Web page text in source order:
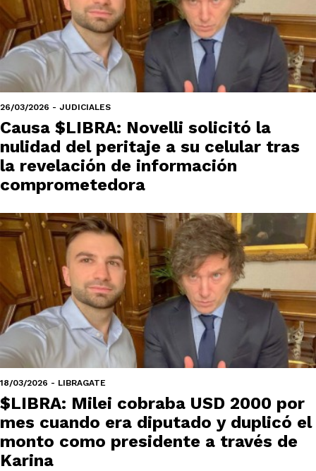
26/03/2026 - JUDICIALES
Causa $LIBRA: Novelli solicitó la
nulidad del peritaje a su celular tras
la revelación de información
comprometedora
18/03/2026 - LIBRAGATE
$LIBRA: Milei cobraba USD 2000 por
mes cuando era diputado y duplicó el
monto como presidente a través de
Karina